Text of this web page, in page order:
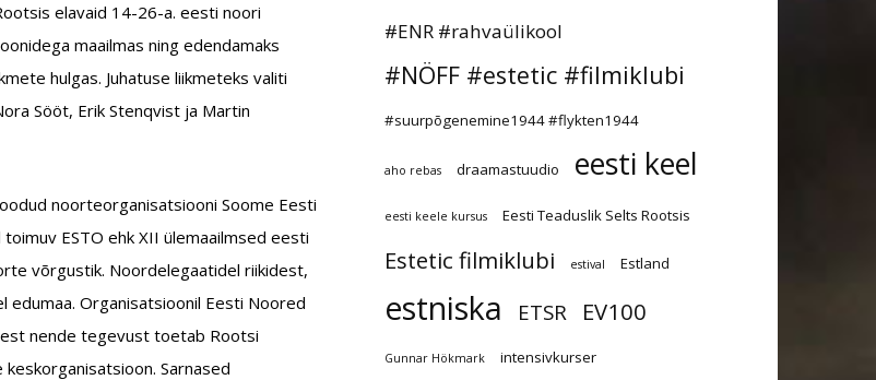
elavaid 14-26-a. eesti noori
maailmas ning edendamaks
hulgas. Juhatuse liikmeteks valiti
Sööt, Erik Stenqvist ja Martin
noorteorganisatsiooni Soome Eesti
ESTO ehk XII ülemaailmsed eesti
võrgustik. Noordelegaatidel riikidest,
Organisatsioonil Eesti Noored
nende tegevust toetab Rootsi
Sarnased
#ENR #rahvaülikool
#NÖFF #estetic #filmiklubi
#suurpõgenemine1944 #flykten1944
aho rebas draamastuudio eesti keel
eesti keele kursus Eesti Teaduslik Selts Rootsis
Estetic filmiklubi estival Estland
estniska ETSR EV100
Gunnar Hökmark intensivkurser